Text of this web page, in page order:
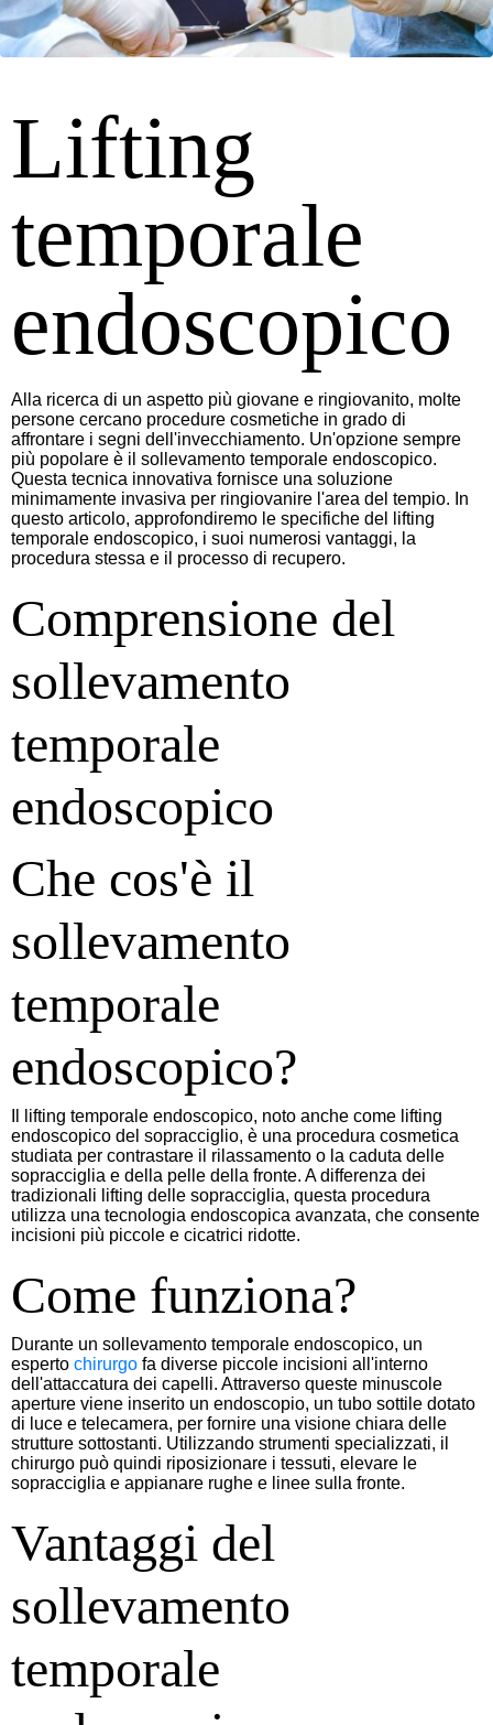
Lifting
temporale
endoscopico
Alla ricerca di un aspetto più giovane e ringiovanito, molte
persone cercano procedure cosmetiche in grado di
affrontare i segni dell'invecchiamento. Un'opzione sempre
più popolare è il sollevamento temporale endoscopico.
Questa tecnica innovativa fornisce una soluzione
minimamente invasiva per ringiovanire l'area del tempio. In
questo articolo, approfondiremo le specifiche del lifting
temporale endoscopico, i suoi numerosi vantaggi, la
procedura stessa e il processo di recupero.
Comprensione del
sollevamento
temporale
endoscopico
Che cos'è il
sollevamento
temporale
endoscopico?
Il lifting temporale endoscopico, noto anche come lifting
endoscopico del sopracciglio, è una procedura cosmetica
studiata per contrastare il rilassamento o la caduta delle
sopracciglia e della pelle della fronte. A differenza dei
tradizionali lifting delle sopracciglia, questa procedura
utilizza una tecnologia endoscopica avanzata, che consente
incisioni più piccole e cicatrici ridotte.
Come funziona?
Durante un sollevamento temporale endoscopico, un
esperto chirurgo fa diverse piccole incisioni all'interno
dell'attaccatura dei capelli. Attraverso queste minuscole
aperture viene inserito un endoscopio, un tubo sottile dotato
di luce e telecamera, per fornire una visione chiara delle
strutture sottostanti. Utilizzando strumenti specializzati, il
chirurgo può quindi riposizionare i tessuti, elevare le
sopracciglia e appianare rughe e linee sulla fronte.
Vantaggi del
sollevamento
temporale